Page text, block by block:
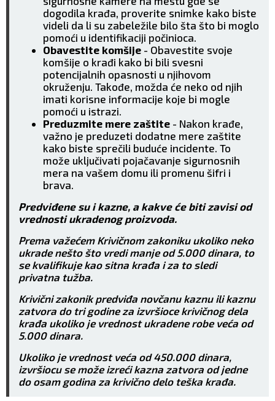
dogodila krađa, proverite snimke kako biste
videli da li su zabeležile bilo šta što bi moglo
pomoći u identifikaciji počinioca.
Obavestite komšije - Obavestite svoje
komšije o krađi kako bi bili svesni
potencijalnih opasnosti u njihovom
okruženju. Takođe, možda će neko od njih
imati korisne informacije koje bi mogle
pomoći u istrazi.
Preduzmite mere zaštite - Nakon krađe,
važno je preduzeti dodatne mere zaštite
kako biste sprečili buduće incidente. To
može uključivati pojačavanje sigurnosnih
mera na vašem domu ili promenu šifri i
brava.
Predviđene su i kazne, a kakve će biti zavisi od
vrednosti ukradenog proizvoda.
Prema važećem Krivičnom zakoniku ukoliko neko
ukrade nešto što vredi manje od 5.000 dinara, to
se kvalifikuje kao sitna krađa i za to sledi
privatna tužba.
Krivični zakonik predviđa novčanu kaznu ili kaznu
zatvora do tri godine za izvršioce krivičnog dela
krađa ukoliko je vrednost ukradene robe veća od
5.000 dinara.
Ukoliko je vrednost veća od 450.000 dinara,
izvršiocu se može izreći kazna zatvora od jedne
do osam godina za krivično delo teška krađa.